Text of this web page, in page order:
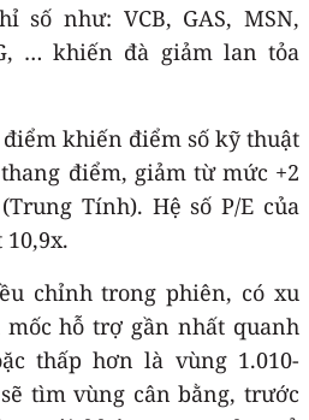
số như: VCB, GAS, MSN,
… khiến đà giảm lan tỏa
khiến điểm số kỹ thuật
điểm, giảm từ mức +2
Tính). Hệ số P/E của
chỉnh trong phiên, có xu
hỗ trợ gần nhất quanh
thấp hơn là vùng 1.010-
tìm vùng cân bằng, trước